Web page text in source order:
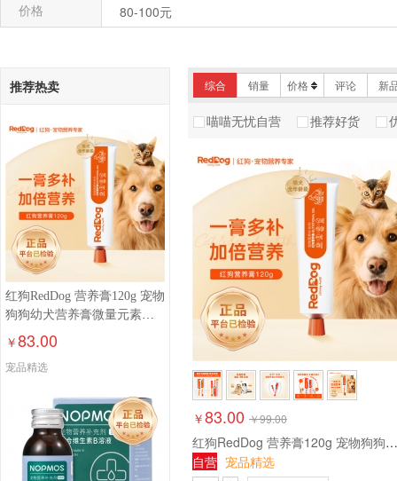
诺普仕
价格 80-100元
推荐热卖
红狗RedDog 营养膏120g 宠物
狗狗幼犬营养膏微量元素维
生素鱼油怀孕金毛泰迪
￥83.00
宠品精选
综合 销量 价格 评论 新
喵喵无忧自营 推荐好货
￥83.00 ￥99.00
红狗RedDog 营养膏120g 宠物狗狗幼犬营养膏微量元素维生素鱼油怀孕金毛泰迪
自营 宠品精选